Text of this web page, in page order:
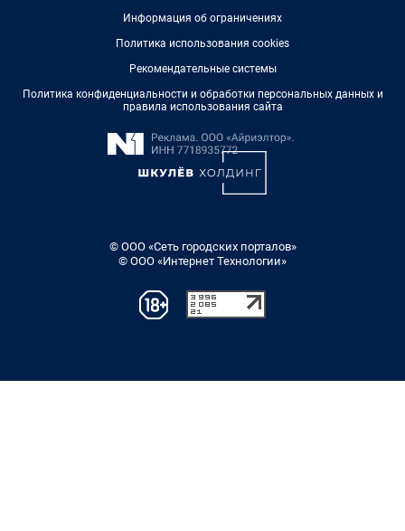
Информация об ограничениях
Политика использования cookies
Рекомендательные системы
Политика конфиденциальности и обработки персональных данных и
правила использования сайта
© ООО «Сеть городских порталов»
© ООО «Интернет Технологии»